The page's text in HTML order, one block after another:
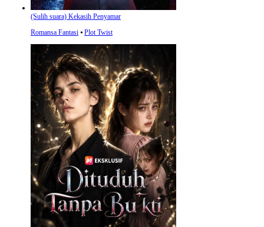
(Sulih suara) Kekasih Penyamar
Romansa Fantasi ⦁ Plot Twist